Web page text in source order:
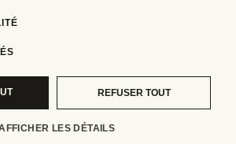
REFUSER TOUT
LES DÉTAILS